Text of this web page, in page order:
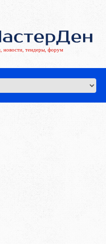
новости, тендеры, форум